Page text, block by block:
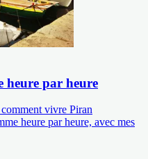
heure par heure
vivre Piran
heure par heure, avec mes